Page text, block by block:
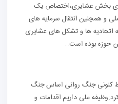
بخش عشایری،اختصاص یک
و همچنین انتقال سرمایه های
اتحادیه ها و تشکل های عشایری
حوزه بوده است…
کنونی جنگ‌ روانی اساس جنگ
ملی داریم اقدامات و